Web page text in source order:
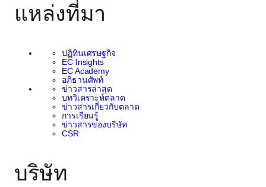
แหล่งที่มา
ปฏิทินเศรษฐกิจ
EC Insights
EC Academy
อภิธานศัพท์
ข่าวสารล่าสุด
บทวิเคราะห์ตลาด
ข่าวสารเกี่ยวกับตลาด
การเรียนรู้
ข่าวสารของบริษัท
CSR
บริษัท